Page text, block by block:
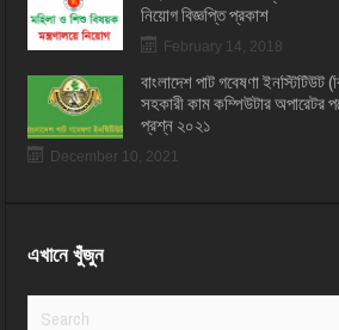
নিয়োগ বিজ্ঞপ্তি প্রকাশ
February 14, 2018
বাংলাদেশ পাট গবেষণা
সহকারী কাম কম্পিউটার অপারেটর
প্রশ্ন ২০২১
December 10, 2021
এখানে খুঁজুন